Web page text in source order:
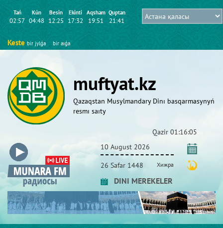
Tań
02:57
Kún
04:48
Besіn
12:25
Ekіntі
17:32
Aqsham
19:51
Quptan
21:41
Keste bіr jylǵa bіr aıǵa
muftyat.kz
Qazaqstan Musylmandary Dіnı basqarmasynyń
resmı saıty
Qazіr 01:16:05
10 August 2026
26 Safar 1448 Хижра
DINI MEREKELER